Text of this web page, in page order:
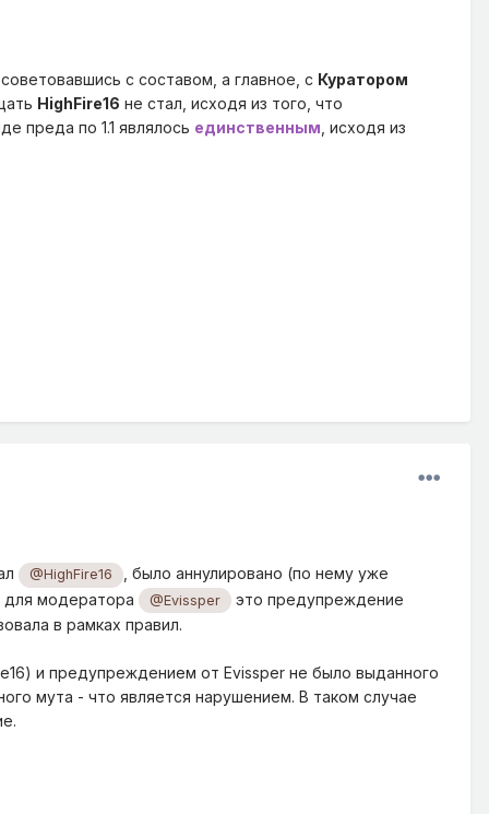
с составом, а главное, с Куратором
HighFire16 не стал, исходя из того, что
преда по 1.1 являлось единственным , исходя из
@HighFire16
, было аннулировано (по нему уже
для модератора
@Evissper
это предупреждение
в рамках правил.
и предупреждением от Evissper не было выданного
мута - что является нарушением. В таком случае